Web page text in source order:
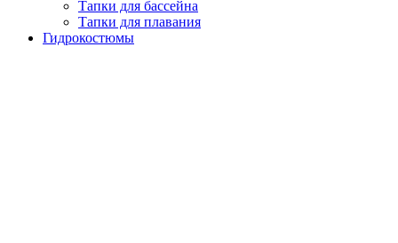
Тапки для бассейна
Тапки для плавания
Гидрокостюмы